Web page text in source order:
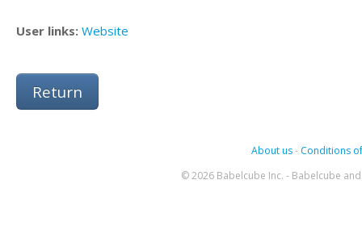
User links: Website
Return
About us- Conditions
© 2026 Babelcube Inc. - Babelcube